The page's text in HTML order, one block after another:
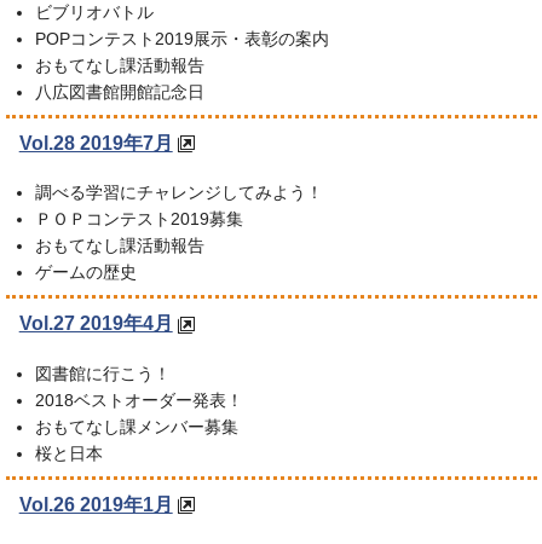
ビブリオバトル
POPコンテスト2019展示・表彰の案内
おもてなし課活動報告
八広図書館開館記念日
Vol.28 2019年7月
調べる学習にチャレンジしてみよう！
ＰＯＰコンテスト2019募集
おもてなし課活動報告
ゲームの歴史
Vol.27 2019年4月
図書館に行こう！
2018ベストオーダー発表！
おもてなし課メンバー募集
桜と日本
Vol.26 2019年1月